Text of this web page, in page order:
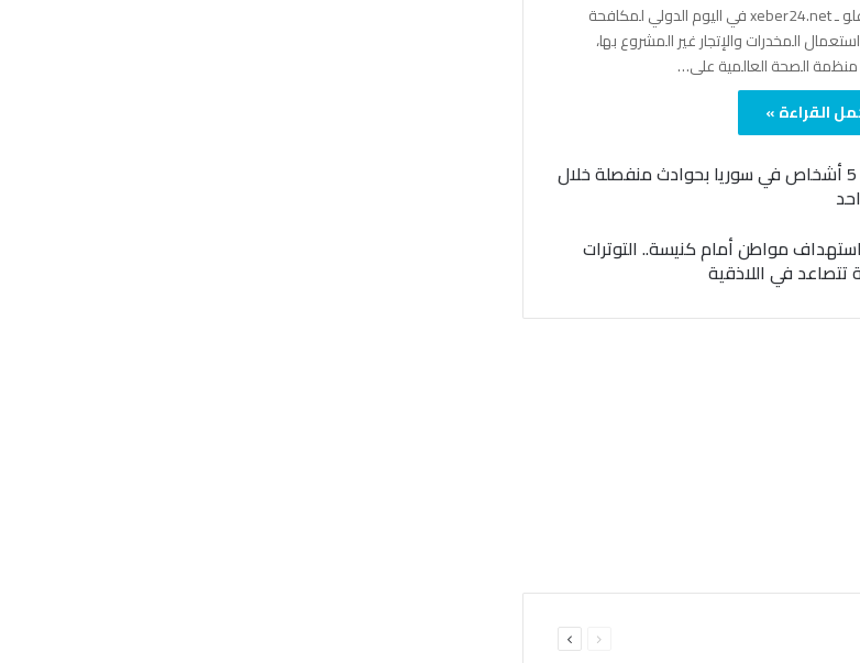
آفرين علو ـ xeber24.net في اليوم الدولي لمكافحة
المخدرات والإتجار غير المشروع بها،
الصحة العالمية على…
القراءة »
مصرع 5 أشخاص في سوريا بحوادث منفصلة خلال
مواطن أمام كنيسة.. التوترات
تتصاعد في اللاذقية
الصفحةالصفحة